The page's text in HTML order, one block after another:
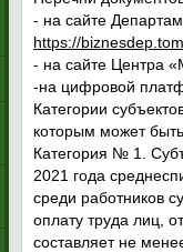
- на сайте
https://
- на сайте Центра
-на цифровой
Категории
которым может
Категория № 1.
2021 года
среди работников
оплату труда лиц,
составляет не